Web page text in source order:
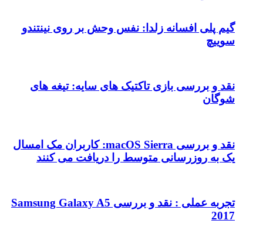
گیم پلی افسانه زلدا: نفس وحش بر روی نینتندو
سوییچ
نقد و بررسی بازی تاکتیک های سایه: تیغه های
شوگان
نقد و بررسی macOS Sierra: کاربران مک امسال
یک به روزرسانی متوسط را دریافت می کنند
تجربه عملی : نقد و بررسی Samsung Galaxy A5
2017